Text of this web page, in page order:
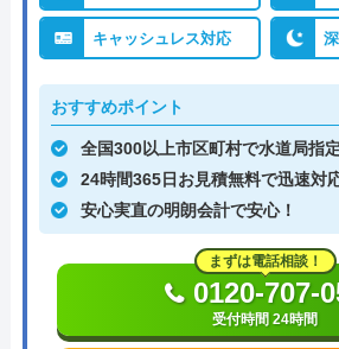
キャッシュレス対応
おすすめポイント
全国300以上市区町村で水道局指
24時間365日お見積無料で迅速対
安心実直の明朗会計で安心！
まずは電話相談！
0120-707-
受付時間 24時間